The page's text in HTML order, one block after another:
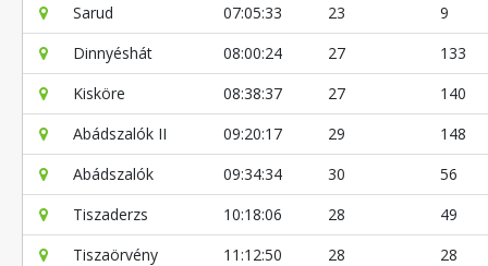
Sarud
07:05:33 23
9
Dinnyéshát
08:00:24 27
133
Kisköre
08:38:37 27
140
Abádszalók II
09:20:17 29
148
Abádszalók
09:34:34 30
56
Tiszaderzs
10:18:06 28
49
Tiszaörvény
11:12:50 28
28